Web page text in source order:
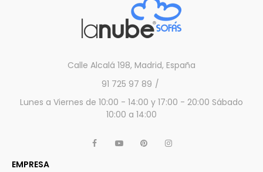
Calle Alcalá 198, Madrid, España
91 725 97 89
Lunes a Viernes de 10:00 - 14:00 y 17:00 - 20:00 Sábado
10:00 a 14:00
EMPRESA